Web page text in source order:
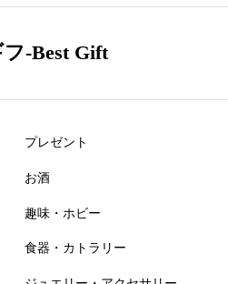
コミ・レビュー
-Best Gift
プレゼント
お酒
趣味・ホビー
食器・カトラリー